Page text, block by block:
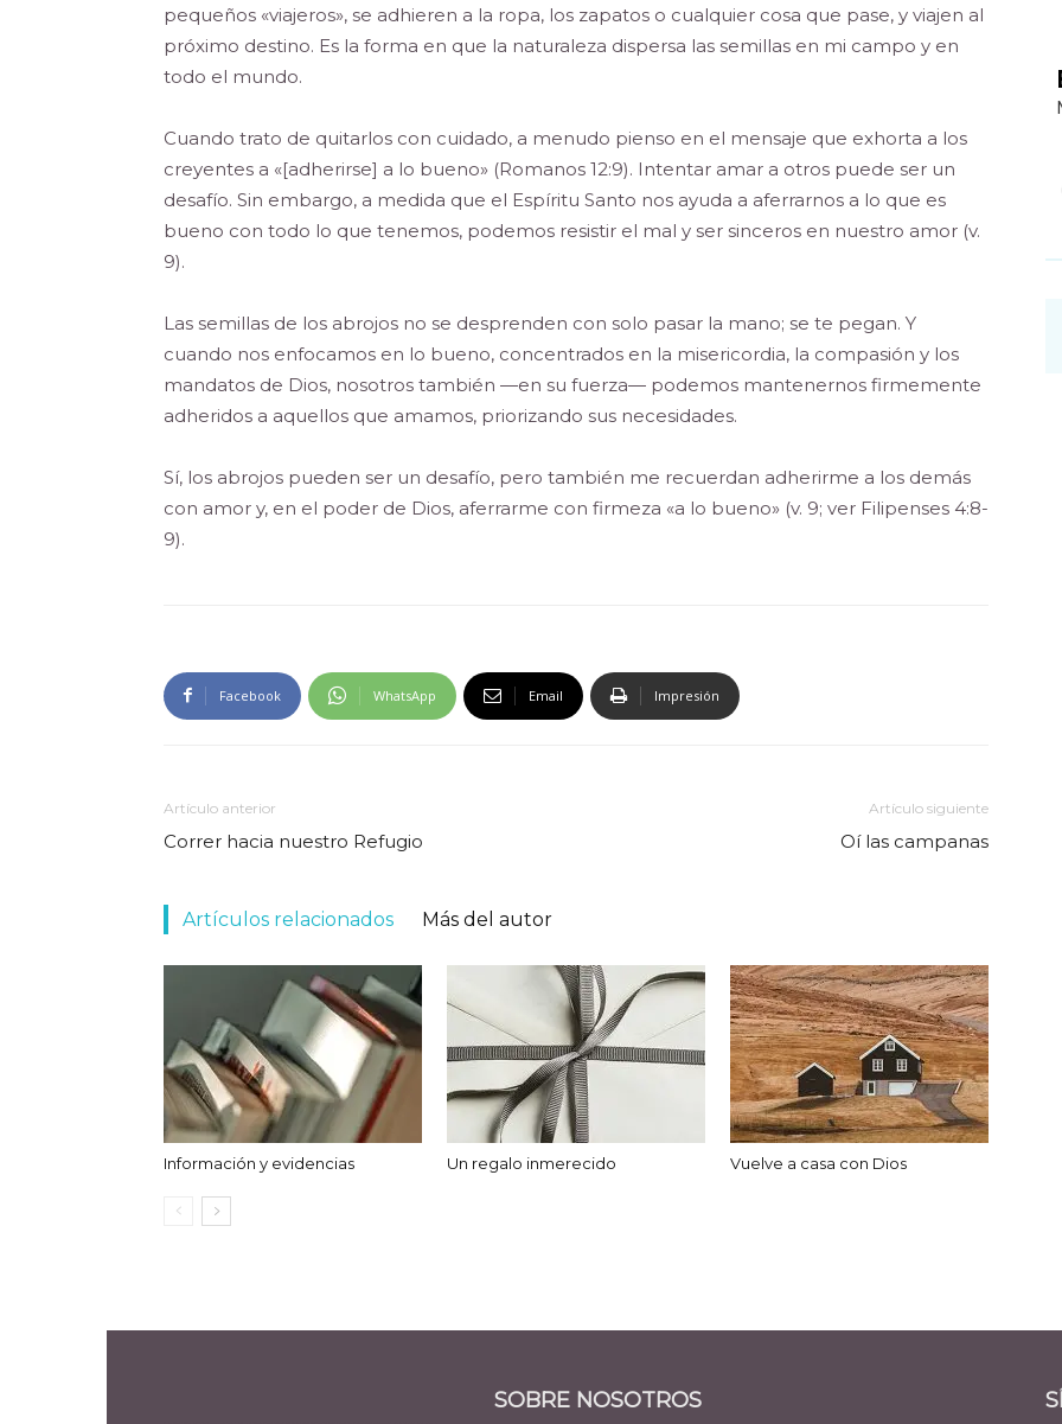
pequeños «viajeros», se adhieren a la ropa, los zapatos o cualquier cosa que pase, y viajen al
próximo destino. Es la forma en que la naturaleza dispersa las semillas en mi campo y en
todo el mundo.
Cuando trato de quitarlos con cuidado, a menudo pienso en el mensaje que exhorta a los
creyentes a «[adherirse] a lo bueno» (Romanos 12:9). Intentar amar a otros puede ser un
desafío. Sin embargo, a medida que el Espíritu Santo nos ayuda a aferrarnos a lo que es
bueno con todo lo que tenemos, podemos resistir el mal y ser sinceros en nuestro amor (v.
9).
Las semillas de los abrojos no se desprenden con solo pasar la mano; se te pegan. Y
cuando nos enfocamos en lo bueno, concentrados en la misericordia, la compasión y los
mandatos de Dios, nosotros también —en su fuerza— podemos mantenernos firmemente
adheridos a aquellos que amamos, priorizando sus necesidades.
Sí, los abrojos pueden ser un desafío, pero también me recuerdan adherirme a los demás
con amor y, en el poder de Dios, aferrarme con firmeza «a lo bueno» (v. 9; ver Filipenses 4:8-
9).
Facebook WhatsApp Email Impresión
Artículo anterior
Correr hacia nuestro Refugio
Artículo siguiente
Oí las campanas
Artículos relacionados Más del autor
Información y evidencias Un regalo inmerecido Vuelve a casa con Dios
SOBRE NOSOTROS